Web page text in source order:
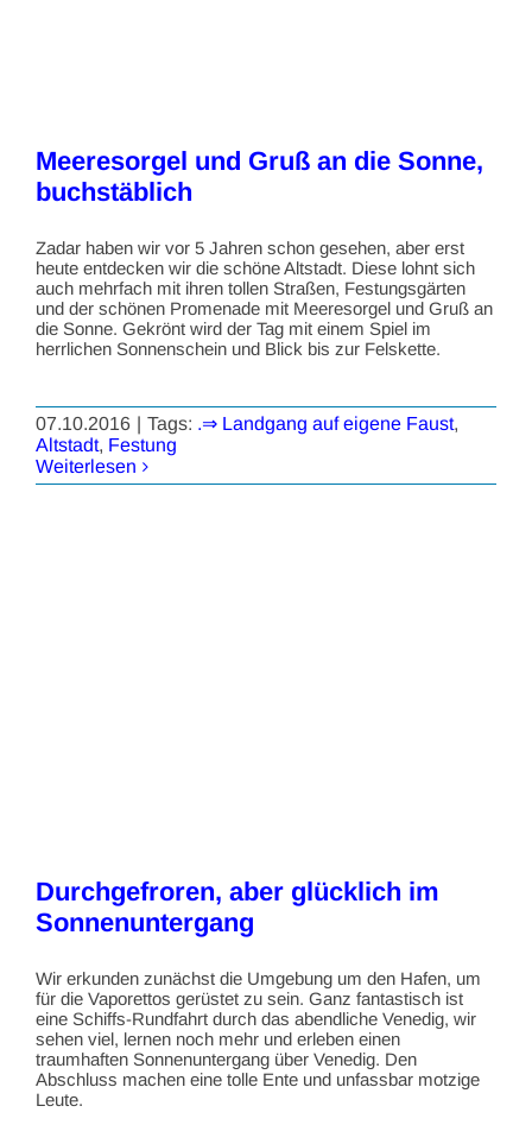
Meeresorgel und Gruß an die Sonne,
buchstäblich
Zadar haben wir vor 5 Jahren schon gesehen, aber erst
heute entdecken wir die schöne Altstadt. Diese lohnt sich
auch mehrfach mit ihren tollen Straßen, Festungsgärten
und der schönen Promenade mit Meeresorgel und Gruß an
die Sonne. Gekrönt wird der Tag mit einem Spiel im
herrlichen Sonnenschein und Blick bis zur Felskette.
07.10.2016 | Tags: .⇒ Landgang auf eigene Faust,
Altstadt, Festung
Weiterlesen
Durchgefroren, aber glücklich im
Sonnenuntergang
Wir erkunden zunächst die Umgebung um den Hafen, um
für die Vaporettos gerüstet zu sein. Ganz fantastisch ist
eine Schiffs-Rundfahrt durch das abendliche Venedig, wir
sehen viel, lernen noch mehr und erleben einen
traumhaften Sonnenuntergang über Venedig. Den
Abschluss machen eine tolle Ente und unfassbar motzige
Leute.